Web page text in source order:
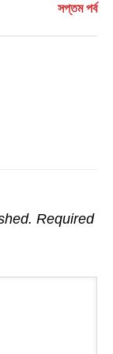
সপ্তম পর্ব
Required